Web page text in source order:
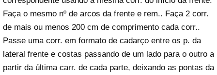
Faça o mesmo nº de arcos da frente e rem.. Faça 2 corr.
de mais ou menos 200 cm de comprimento cada corr..
Passe uma corr. em formato de cadarço entre os p. da
lateral frente e costas passando de um lado para o outro a
partir da última carr. de cada parte, deixando as pontas da